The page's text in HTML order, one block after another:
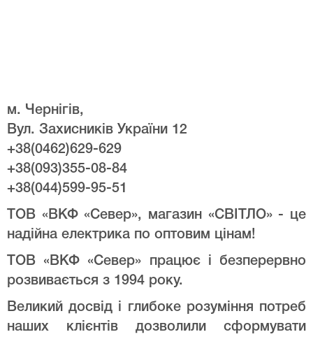
м. Чернігів,
Вул. Захисників України 12
+38(0462)629-629
+38(093)355-08-84
+38(044)599-95-51
ТОВ «ВКФ «Север», магазин «СВІТЛО» - це
надійна електрика по оптовим цінам!
ТОВ «ВКФ «Север» працює і безперервно
розвивається з 1994 року.
Великий досвід і глибоке розуміння потреб
наших клієнтів дозволили сформувати